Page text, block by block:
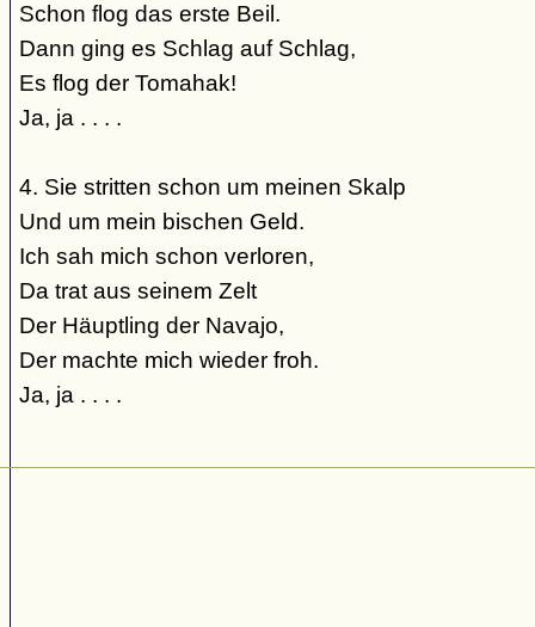
Schon flog das erste Beil.
Dann ging es Schlag auf Schlag,
Es flog der Tomahak!
Ja, ja . . . .
4. Sie stritten schon um meinen Skalp
Und um mein bischen Geld.
Ich sah mich schon verloren,
Da trat aus seinem Zelt
Der Häuptling der Navajo,
Der machte mich wieder froh.
Ja, ja . . . .